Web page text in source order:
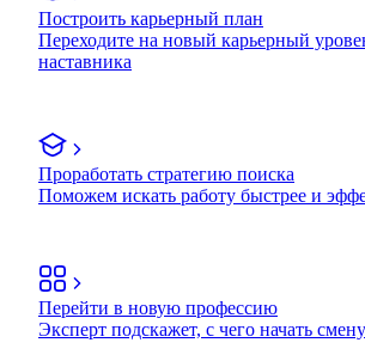
Построить карьерный план
Переходите на новый карьерный
наставника
Проработать стратегию поиска
Поможем искать работу быстрее и
Перейти в новую профессию
Эксперт подскажет, с чего начать